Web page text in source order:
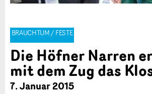
BRAUCHTUM / FESTE
Die Höfner Narren
mit dem Zug das
7. Januar 2015